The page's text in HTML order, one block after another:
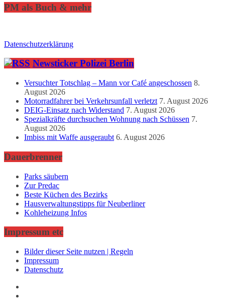
PM als Buch & mehr
Datenschutzerklärung
Newsticker Polizei Berlin
Versuchter Totschlag – Mann vor Café angeschossen 8.
August 2026
Motorradfahrer bei Verkehrsunfall verletzt 7. August 2026
DEIG-Einsatz nach Widerstand 7. August 2026
Spezialkräfte durchsuchen Wohnung nach Schüssen 7.
August 2026
Imbiss mit Waffe ausgeraubt 6. August 2026
Dauerbrenner
Parks säubern
Zur Predac
Beste Küchen des Bezirks
Hausverwaltungstipps für Neuberliner
Kohleheizung Infos
Impressum etc
Bilder dieser Seite nutzen | Regeln
Impressum
Datenschutz